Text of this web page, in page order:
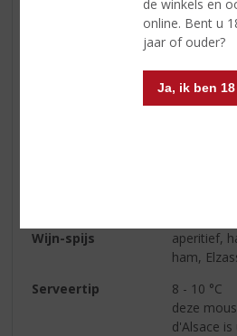
de winkels en
online. Bent u
jaar of ouder?
Ja, ik ben
Alcoholpercentage
12% vol
helder,
een fijne
Wijn-spijs
aperitief,
ham,
Serveertip
8 - 10 °C
deze
d'Alsace